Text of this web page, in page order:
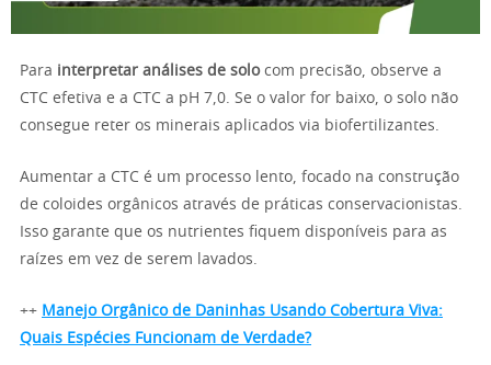
Para interpretar análises de solocom precisão, observe a
CTC efetiva e a CTC a pH 7,0. Se o valor for baixo, o solo não
consegue reter os minerais aplicados via biofertilizantes.
Aumentar a CTC é um processo lento, focado na construção
de coloides orgânicos através de práticas conservacionistas.
Isso garante que os nutrientes fiquem disponíveis para as
raízes em vez de serem lavados.
++ Manejo Orgânico de Daninhas Usando Cobertura Viva:
Quais Espécies Funcionam de Verdade?